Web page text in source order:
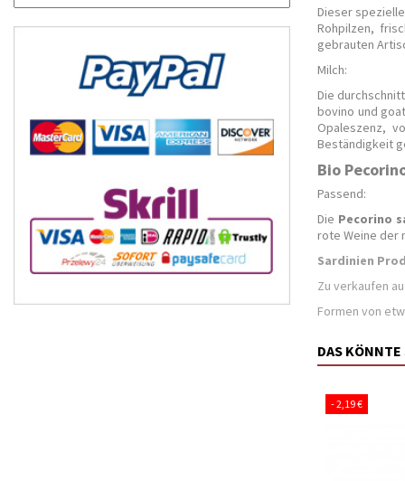
Dieser
Rohpilzen,
gebrauten
Milch:
Die
bovino und
Opaleszenz,
Beständigkeit
Bio
Passend:
Die Pecorino
rote Weine der
Sardinien
Zu verkaufen
Formen von
DAS
- 2,19 €